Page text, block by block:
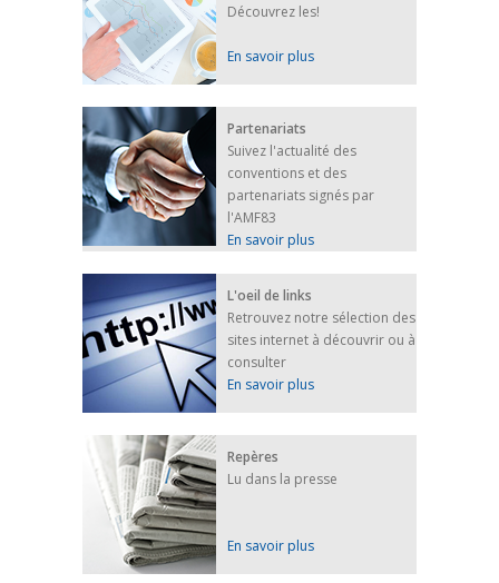
Découvrez les!
En savoir plus
Partenariats
Suivez l'actualité des
conventions et des
partenariats signés par
l'AMF83
En savoir plus
L'oeil de links
Retrouvez notre sélection des
sites internet à découvrir ou à
consulter
En savoir plus
Repères
Lu dans la presse
En savoir plus